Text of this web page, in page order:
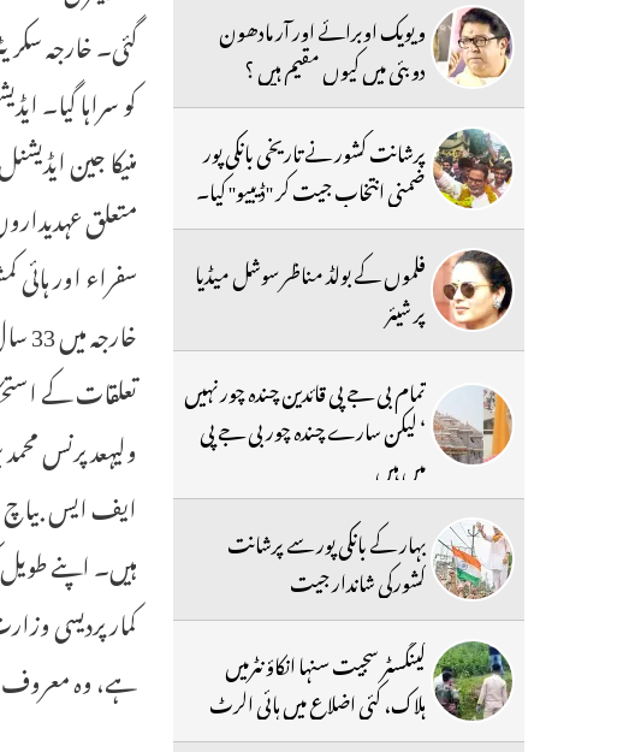
گئی۔ خارجہ
کو سراہا گیا۔
منیکا جین
متعلق
سفراء اور
تعلقات کے
ایف ایس بیاچ
ہیں۔ اپنے
کمار پردیسی
ہے، وہ معروف
ویویک اوبرائے اور آر مادھون
دوبئی میں کیوں مقیم ہیں ؟
پرشانت کشور نے تاریخی بانکی پور
ضمنی انتخاب جیت کر ''ڈیبیو'' کیا۔
فلموں کے بولڈ مناظر سوشل میڈیا
پر شیئر
تمام بی جے پی قائدین چندہ چور نہیں
‘ لیکن سارے چندہ چور بی جے پی
میں ہیں
بہار کے بانکی پور سے پرشانت
کشورکی شاندار جیت
گینگسٹر سجیت سنہا انکاؤنٹرمیں
ہلاک، کئی اضلاع میں ہائی الرٹ